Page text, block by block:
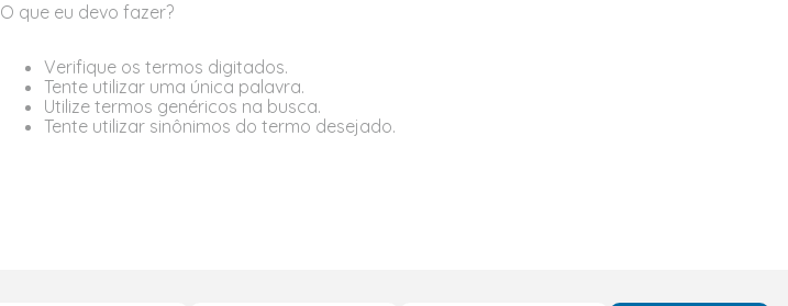
O que eu devo fazer?
Verifique os termos digitados.
Tente utilizar uma única palavra.
Utilize termos genéricos na busca.
Tente utilizar sinônimos do termo desejado.